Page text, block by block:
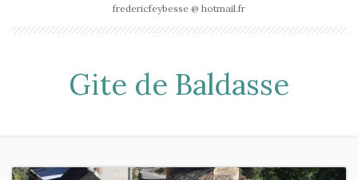
fredericfeybesse @ hotmail.fr
Gite de Baldasse